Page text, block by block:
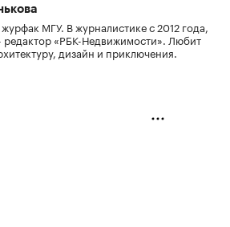
МГУ. В журналистике с 2012 года,
редактор «РБК-Недвижимости». Любит
дизайн и приключения.